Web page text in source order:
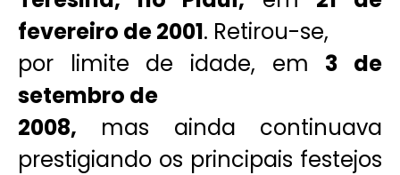
fevereiro de 2001. Retirou-se,
por limite de idade, em 3 de
setembro de
2008, mas ainda continuava
prestigiando os principais festejos